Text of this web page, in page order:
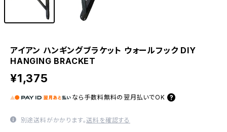
アイアン ハンギングブラケット ウォールフック DIY
HANGING BRACKET
¥1,375
なら 手数料無料の 翌月払いでOK
別途送料がかかります。送料を確認する